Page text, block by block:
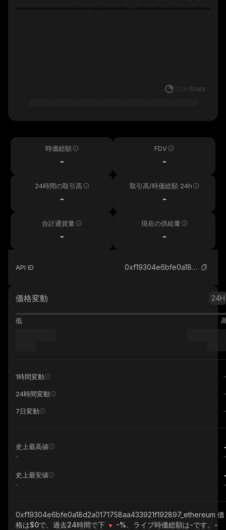
時価総額
-
FDV
-
24時間の取引高
-
取引高/時価総額 24h
-
合計通貨量
-
現在の供給量
-
API ID 0xf19304e6bfe0a18d2a0171758aa433921f192897_ethereum
価格変動 24H
低
1時間変動
24時間変動
7日変動
史上最高値
-
史上最安値
-
0xf19304e6bfe0a18d2a0171758aa433921f192897_ethereum 価
格は$0で、過去24時間で下
-% 、ライブ時価総額は-です。 -